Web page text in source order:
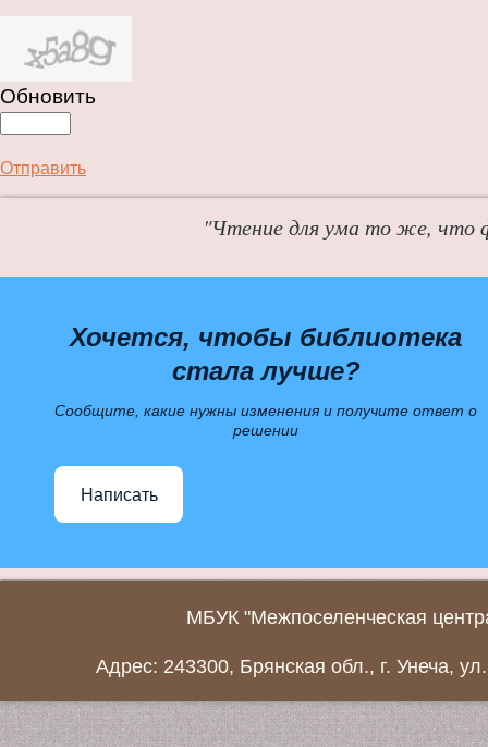
Обновить
Отправить
"Чтение для ума то же, что
Хочется, чтобы библиотека
стала лучше?
Сообщите, какие нужны изменения и получите ответ о
решении
Написать
МБУК "Межпоселенческая
Адрес: 243300, Брянская обл., г. Унеча,